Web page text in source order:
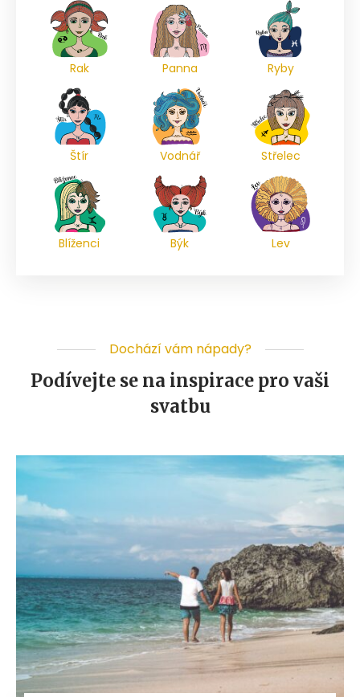
Rak Panna Ryby
Štír Vodnář Střelec
Blíženci Býk Lev
Dochází vám nápady?
Podívejte se na inspirace pro vaši
svatbu